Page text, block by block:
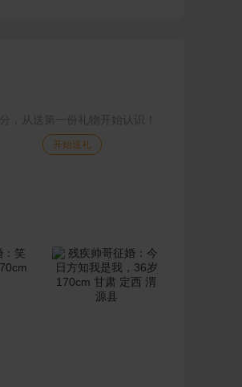
分，从送第一份礼物开始认识！
开始送礼